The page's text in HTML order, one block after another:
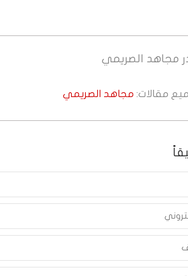
مجاهد الصريمي
مقالات: مجاهد الصريمي